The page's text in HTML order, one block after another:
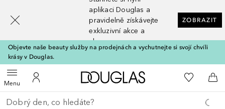
aplikaci Douglas a
pravidelně získávejte
exkluzivní akce a
slevy
ZOBRAZIT
Objevte naše beauty služby na prodejnách a vychutnejte si svojí chvíli
krásy v Douglas.
MenuOtevřít menuK mému účtu
Domů K mému
Do
Vraťte se
Proveďte vyhledávání
[navigation.slideout.screenreader]